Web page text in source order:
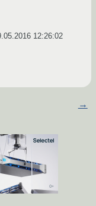
12:26:02
→